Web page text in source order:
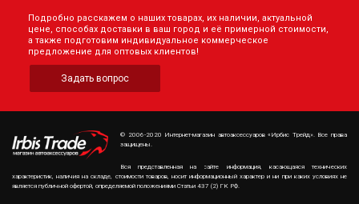
Подробно расскажем о наших товарах, их наличии, актуальной
цене, способах доставки в ваш город и её примерной стоимости,
а также подготовим индивидуальное коммерческое
предложение для оптовых клиентов!
Задать вопрос
© 2006-2020 Интернет-магазин автоаксессуаров «Ирбис Трейд». Все права
защищены.
Вся представленная на сайте информация, касающаяся технических
характеристик, наличия на складе, стоимости товаров, носит информационный характер и ни при каких условиях не
является публичной офертой, определяемой положениями Статьи 437 (2) ГК РФ.